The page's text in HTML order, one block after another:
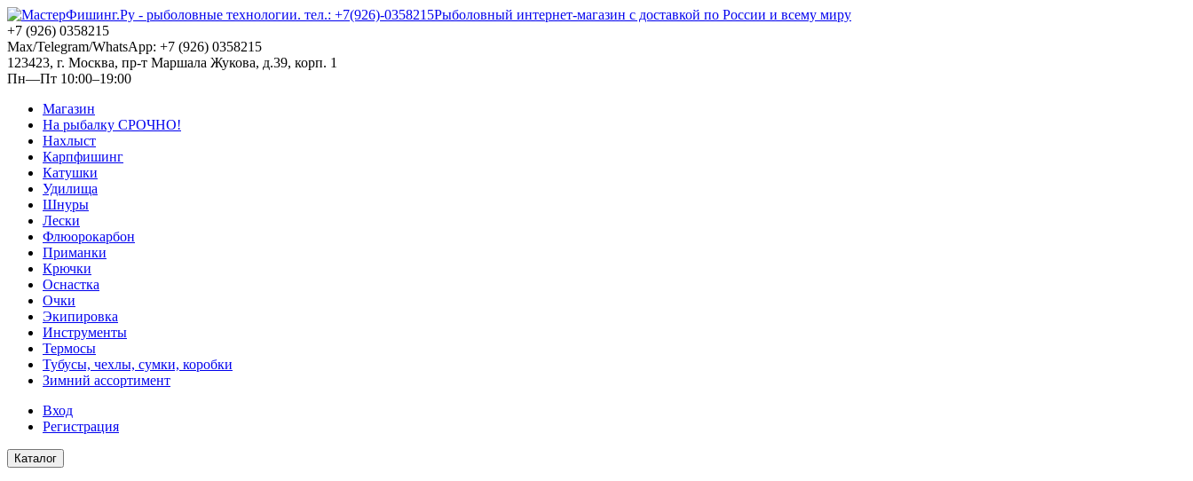
Рыболовный интернет-магазин с доставкой по России и всему миру
+7 (926) 0358215
Max/Telegram/WhatsApp: +7 (926) 0358215
123423, г. Москва, пр-т Маршала Жукова, д.39, корп. 1
Пн—Пт 10:00–19:00
Магазин
На рыбалку СРОЧНО!
Нахлыст
Карпфишинг
Катушки
Удилища
Шнуры
Лески
Флюорокарбон
Приманки
Крючки
Оснастка
Очки
Экипировка
Инструменты
Термосы
Тубусы, чехлы, сумки, коробки
Зимний ассортимент
Вход
Регистрация
Каталог